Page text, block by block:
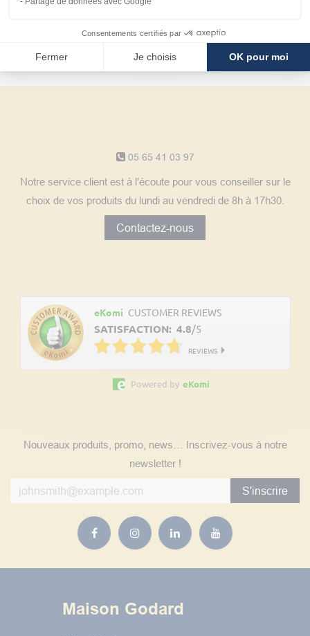
Consentements certifiés par
Fermer Je choisis OK pour moi
05 65 41 03 97
Notre service client est à l'écoute pour vous conseiller sur le
choix de vos produits du lundi au vendredi de 8h à 17h30.
Contactez-nous
eKomi CUSTOMER REVIEWS
SATISFACTION: 4.8/5
REVIEWS
Powered by eKomi
Nouveaux produits, promo, news… Inscrivez-vous à notre
newsletter !
S'inscrire
Maison Godard